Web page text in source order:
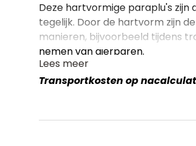
Deze hartvormige paraplu's zijn
tegelijk. Door de hartvorm zijn
manieren, bijvoorbeeld tijdens
nemen van dierbaren.
Transportkosten op
Lees meer